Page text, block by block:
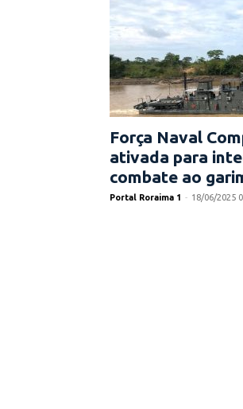
Força Naval
ativada para
combate ao
Portal Roraima 1 - 18/06/2025